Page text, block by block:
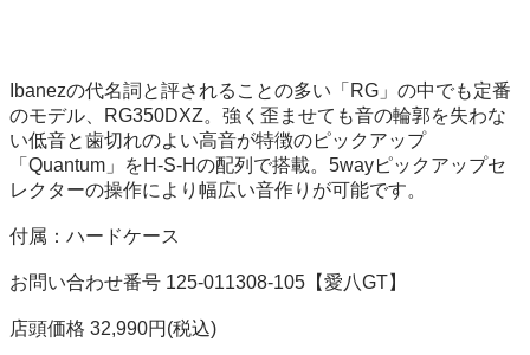
Ibanezの代名詞と評されることの多い「RG」の中でも定番
のモデル、RG350DXZ。強く歪ませても音の輪郭を失わな
い低音と歯切れのよい高音が特徴のピックアップ
「Quantum」をH-S-Hの配列で搭載。5wayピックアップセ
レクターの操作により幅広い音作りが可能です。
付属：ハードケース
お問い合わせ番号 125-011308-105【愛八GT】
店頭価格 32,990円(税込)